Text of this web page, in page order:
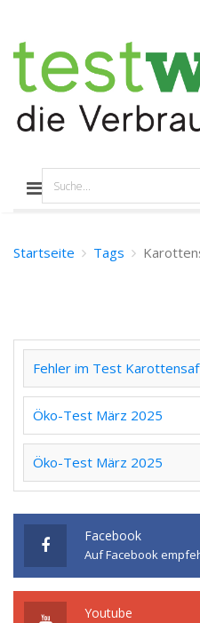
Startseite Tags
Fehler im Test
Öko-Test März 2025
Öko-Test März 2025
Facebook
Auf Facebook
Youtube